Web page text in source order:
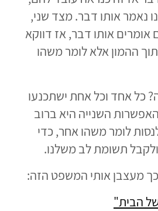
נאמר אותו דבר. מצד שני,
אומרים אותו דבר, אז דווקא
ההמון אלא לומר משהו
כל אחד וכל אחת ישתכנעו
השנייה היא ברוב
לומר משהו אחר, כדי
תשומת לב משלנו.
מעצבן אותי המשפט הזה:
הבית"